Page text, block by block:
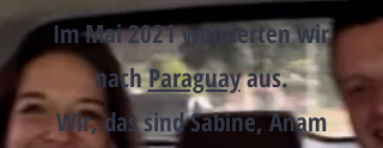
Im Mai 2021 wanderten wir
nachParaguayaus.
Wir, das sind Sabine, Anam